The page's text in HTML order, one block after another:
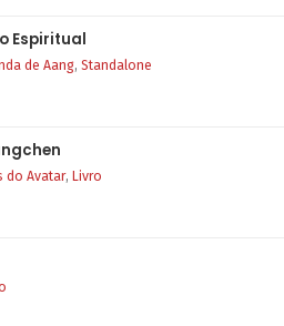
Espiritual
de Aang, Standalone
do Avatar, Livro